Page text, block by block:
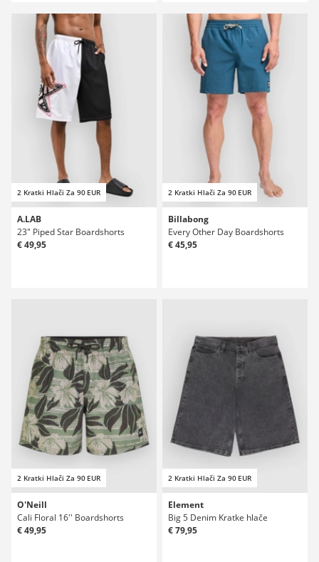
2 Kratki Hlači Za 90 EUR
A.LAB
23" Piped Star Boardshorts
€ 49,95
2 Kratki Hlači Za 90 EUR
Billabong
Every Other Day Boardshorts
€ 45,95
2 Kratki Hlači Za 90 EUR
O'Neill
Cali Floral 16'' Boardshorts
€ 49,95
2 Kratki Hlači Za 90 EUR
Element
Big 5 Denim Kratke hlače
€ 79,95